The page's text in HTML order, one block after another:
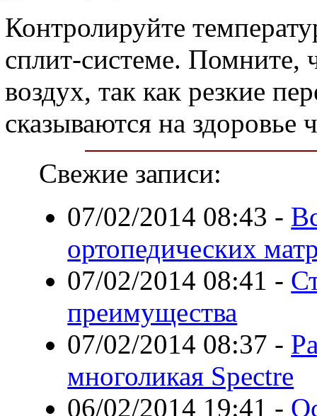
Контролируйте
сплит-системе. Помните,
воздух, так как резкие
сказываются на здоровье
Свежие записи:
07/02/2014 08:43 -
ортопедических
07/02/2014 08:41 -
преимущества
07/02/2014 08:37 -
многоликая Spectre
06/02/2014 19:41 -